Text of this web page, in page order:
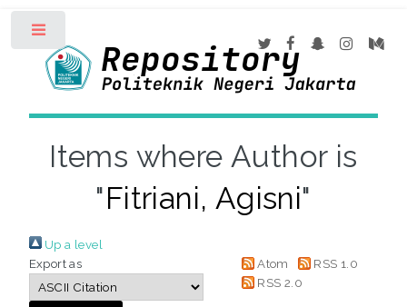
Items where Author is
"Fitriani, Agisni"
Up a level
Export as
Atom
RSS 1.0
RSS 2.0